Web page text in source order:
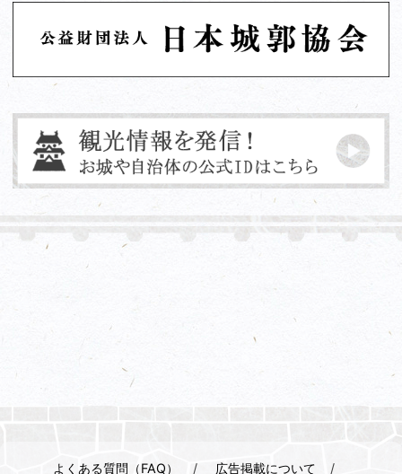
よくある質問（FAQ） 広告掲載について